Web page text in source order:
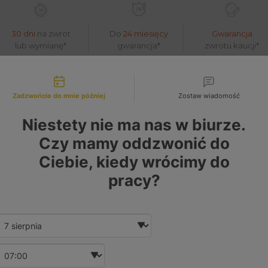
30 dni na zwrot
lub wymianę*
Do24 miesięcy
gwarancja*
Gwarancja
zwrotu kaucji*
14411-40P01 466079-2
kontaktu
Zadzwońcie do mnie później Zostaw wiadomość
Niestety nie ma nas w biurze.
Czy mamy oddzwonić do
Ciebie, kiedy wrócimy do
pracy?